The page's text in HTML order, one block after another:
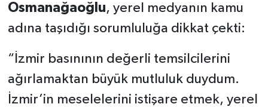
Osmanağaoğlu, yerel medyanın kamu
adına taşıdığı sorumluluğa dikkat çekti:
“İzmir basınının değerli temsilcilerini
ağırlamaktan büyük mutluluk duydum.
İzmir’in meselelerini istişare etmek, yerel